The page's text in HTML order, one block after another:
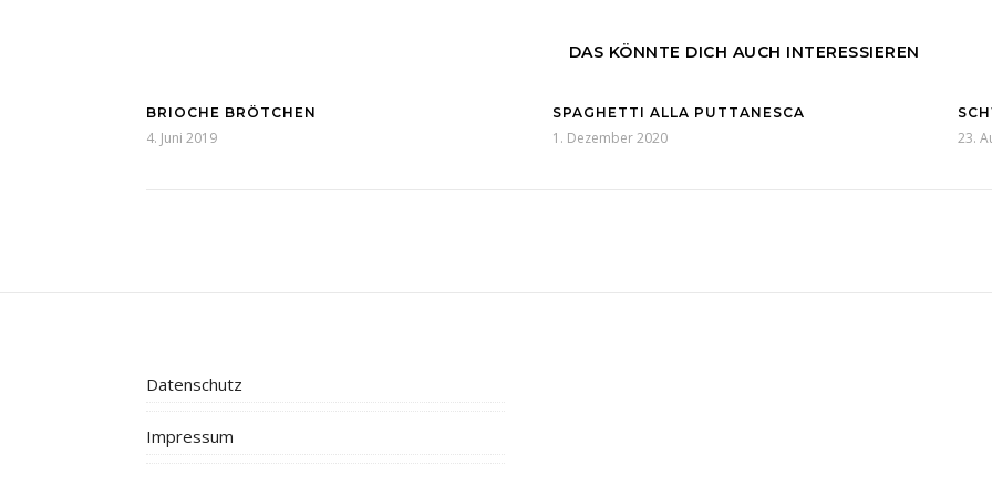
DAS KÖNNTE DICH AUCH INTERESSIEREN
BRIOCHE BRÖTCHEN
4. Juni 2019
SPAGHETTI ALLA PUTTANESCA
1. Dezember 2020 23.
Datenschutz
Impressum